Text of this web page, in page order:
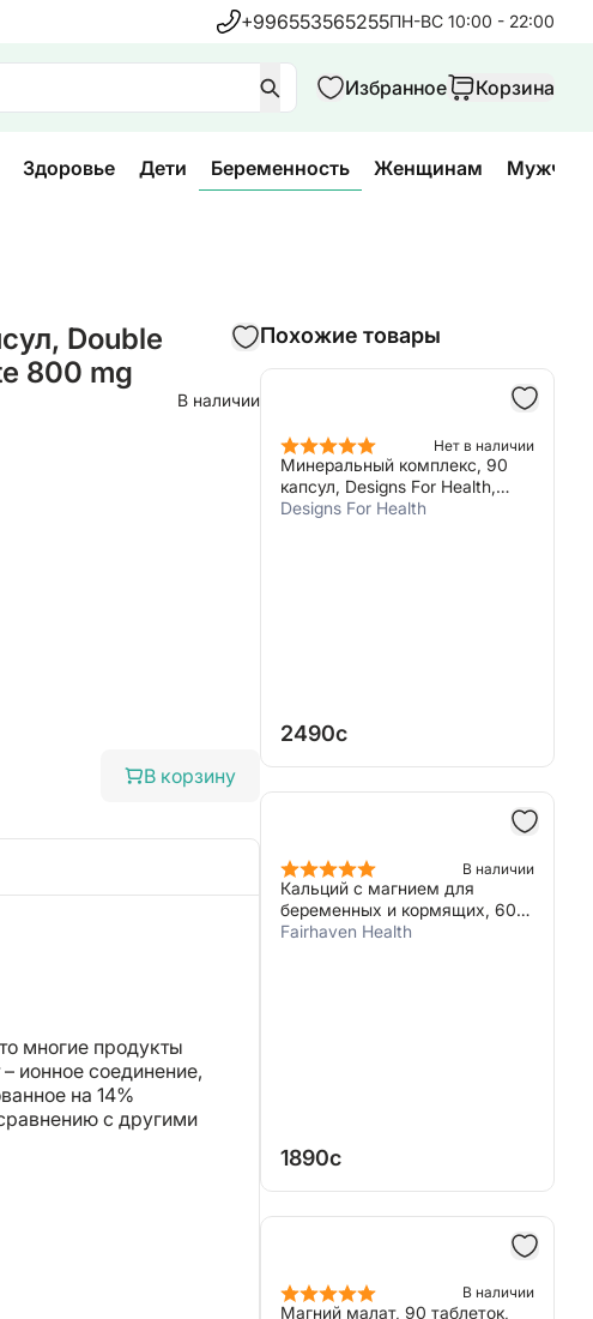
+996553565255ПН-ВС 10:00 - 22:00
Избранное Корзина
Здоровье Дети Беременность Женщинам
Double
800 mg
В наличии
В корзину
многие продукты
ионное соединение,
на 14%
с другими
Похожие товары
Нет в наличии
Минеральный комплекс, 90
капсул, Designs For Health,
Complete Mineral Complex
Designs For Health
2490c
В наличии
Кальций с магнием для
беременных и кормящих, 60
капсул, Fairhaven Health, Cal-
Fairhaven Health
1890c
В наличии
Магний малат, 90 таблеток,